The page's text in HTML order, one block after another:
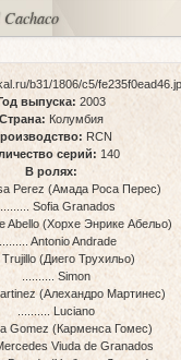
Год выпуска: 2003
Страна: Колумбия
RCN
серий: 140
В ролях:
Perez (Амада Роса Перес)
Sofia Granados
Abello (Хорхе Энрике Абельо)
Antonio Andrade
Trujillo (Диего Трухильо)
.......... Simon
(Алехандро Мартинес)
.......... Luciano
Gomez (Карменса Гомес)
Viuda de Granados